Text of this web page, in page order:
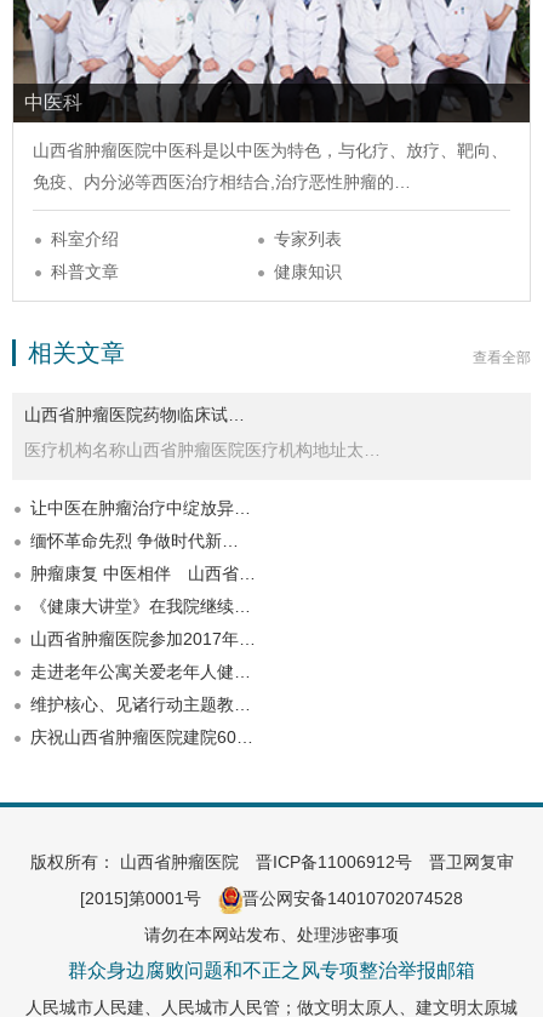
中医科
山西省肿瘤医院中医科是以中医为特色，与化疗、放疗、靶向、
免疫、内分泌等西医治疗相结合,治疗恶性肿瘤的…
科室介绍
专家列表
科普文章
健康知识
查看全部
相关文章
山西省肿瘤医院药物临床试…
医疗机构名称山西省肿瘤医院医疗机构地址太…
让中医在肿瘤治疗中绽放异…
缅怀革命先烈 争做时代新…
肿瘤康复 中医相伴 山西省…
《健康大讲堂》在我院继续…
山西省肿瘤医院参加2017年…
走进老年公寓关爱老年人健…
维护核心、见诸行动主题教…
庆祝山西省肿瘤医院建院60…
版权所有： 山西省肿瘤医院 晋ICP备11006912号晋卫网复审
[2015]第0001号
晋公网安备14010702074528
请勿在本网站发布、处理涉密事项
群众身边腐败问题和不正之风专项整治举报邮箱
人民城市人民建、人民城市人民管；做文明太原人、建文明太原城